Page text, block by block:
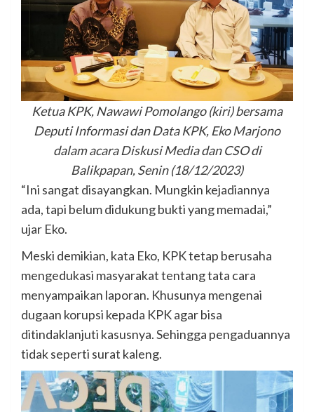
Ketua KPK, Nawawi Pomolango (kiri) bersama
Deputi Informasi dan Data KPK, Eko Marjono
dalam acara Diskusi Media dan CSO di
Balikpapan, Senin (18/12/2023)
“Ini sangat disayangkan. Mungkin kejadiannya
ada, tapi belum didukung bukti yang memadai,”
ujar Eko.
Meski demikian, kata Eko, KPK tetap berusaha
mengedukasi masyarakat tentang tata cara
menyampaikan laporan. Khusunya mengenai
dugaan korupsi kepada KPK agar bisa
ditindaklanjuti kasusnya. Sehingga pengaduannya
tidak seperti surat kaleng.